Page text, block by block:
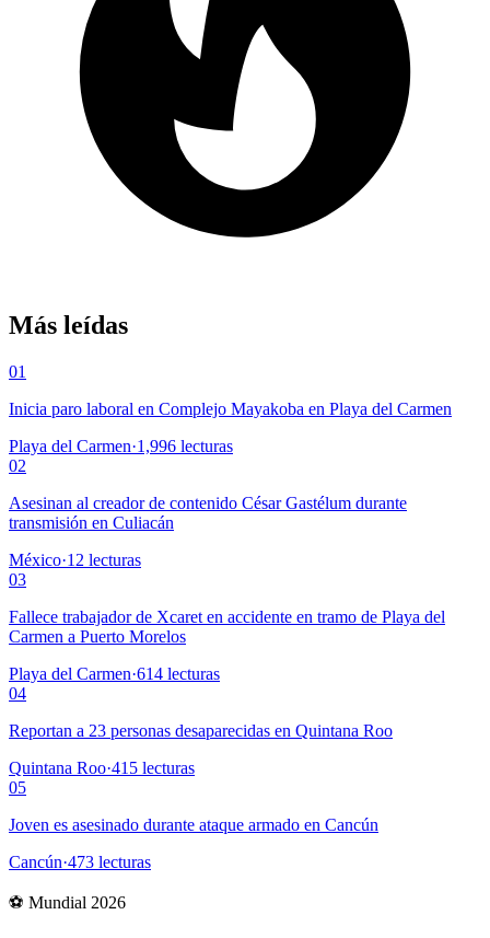
Más leídas
01
Inicia paro laboral en Complejo Mayakoba en Playa del Carmen
Playa del Carmen·1,996 lecturas
02
Asesinan al creador de contenido César Gastélum durante
transmisión en Culiacán
México·12 lecturas
03
Fallece trabajador de Xcaret en accidente en tramo de Playa del
Carmen a Puerto Morelos
Playa del Carmen·614 lecturas
04
Reportan a 23 personas desaparecidas en Quintana Roo
Quintana Roo·415 lecturas
05
Joven es asesinado durante ataque armado en Cancún
Cancún·473 lecturas
⚽ Mundial 2026